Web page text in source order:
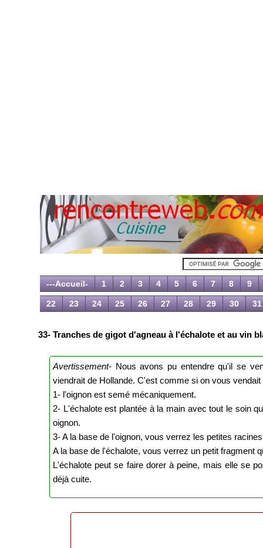
---Accueil- 1 2 3 4 5 6 7 8 9
22 23 24 25 26 27 28 29 30 31
33- Tranches de gigot d'agneau à l'échalote et au vin
Avertissement- Nous avons pu entendre qu'il se
viendrait de Hollande. C'est comme si on vous
1- l'oignon est semé mécaniquement.
2- L'échalote est plantée à la main avec tout le soin
oignon.
3- A la base de l'oignon, vous verrez les petites
A la base de l'échalote, vous verrez un petit fragment
L'échalote peut se faire dorer à peine, mais elle se
déjà cuite.